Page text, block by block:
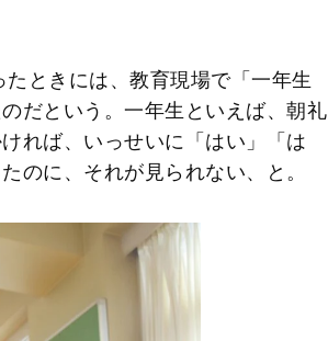
ときには、教育現場で「一年生
だという。一年生といえば、朝礼
れば、いっせいに「はい」「は
のに、それが見られない、と。